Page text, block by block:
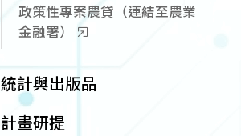
政策性專案農貸（連結至農業
金融署）
統計與出版品
計畫研提